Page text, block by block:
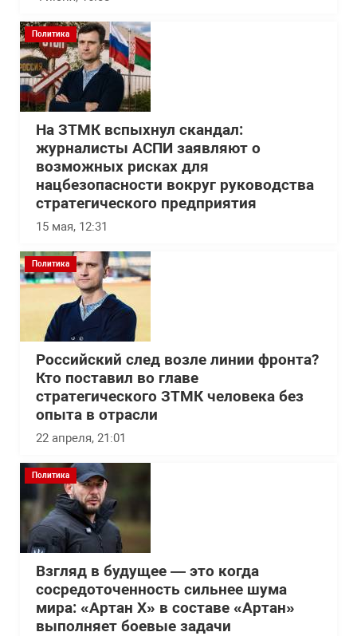
Политика
На ЗТМК вспыхнул скандал:
журналисты АСПИ заявляют о
возможных рисках для
нацбезопасности вокруг руководства
стратегического предприятия
15 мая, 12:31
Политика
Российский след возле линии фронта?
Кто поставил во главе
стратегического ЗТМК человека без
опыта в отрасли
22 апреля, 21:01
Политика
Взгляд в будущее — это когда
сосредоточенность сильнее шума
мира: «Артан Х» в составе «Артан»
выполняет боевые задачи